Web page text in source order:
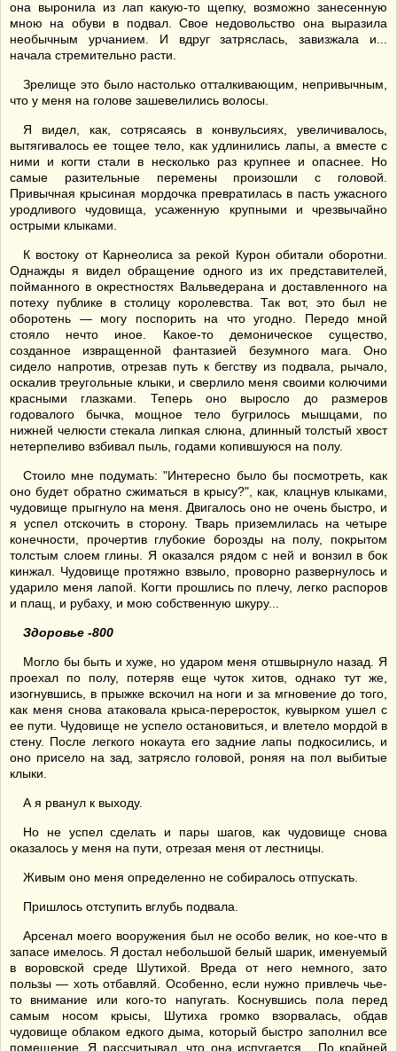
она выронила из лап какую-то щепку, возможно занесенную
мною на обуви в подвал. Свое недовольство она выразила
необычным урчанием. И вдруг затряслась, завизжала и...
начала стремительно расти.
Зрелище это было настолько отталкивающим, непривычным,
что у меня на голове зашевелились волосы.
Я видел, как, сотрясаясь в конвульсиях, увеличивалось,
вытягивалось ее тощее тело, как удлинились лапы, а вместе с
ними и когти стали в несколько раз крупнее и опаснее. Но
самые разительные перемены произошли с головой.
Привычная крысиная мордочка превратилась в пасть ужасного
уродливого чудовища, усаженную крупными и чрезвычайно
острыми клыками.
К востоку от Карнеолиса за рекой Курон обитали оборотни.
Однажды я видел обращение одного из их представителей,
пойманного в окрестностях Вальведерана и доставленного на
потеху публике в столицу королевства. Так вот, это был не
оборотень — могу поспорить на что угодно. Передо мной
стояло нечто иное. Какое-то демоническое существо,
созданное извращенной фантазией безумного мага. Оно
сидело напротив, отрезав путь к бегству из подвала, рычало,
оскалив треугольные клыки, и сверлило меня своими колючими
красными глазками. Теперь оно выросло до размеров
годовалого бычка, мощное тело бугрилось мышцами, по
нижней челюсти стекала липкая слюна, длинный толстый хвост
нетерпеливо взбивал пыль, годами копившуюся на полу.
Стоило мне подумать: "Интересно было бы посмотреть, как
оно будет обратно сжиматься в крысу?", как, клацнув клыками,
чудовище прыгнуло на меня. Двигалось оно не очень быстро, и
я успел отскочить в сторону. Тварь приземлилась на четыре
конечности, прочертив глубокие борозды на полу, покрытом
толстым слоем глины. Я оказался рядом с ней и вонзил в бок
кинжал. Чудовище протяжно взвыло, проворно развернулось и
ударило меня лапой. Когти прошлись по плечу, легко распоров
и плащ, и рубаху, и мою собственную шкуру...
Здоровье -800
Могло бы быть и хуже, но ударом меня отшвырнуло назад. Я
проехал по полу, потеряв еще чуток хитов, однако тут же,
изогнувшись, в прыжке вскочил на ноги и за мгновение до того,
как меня снова атаковала крыса-переросток, кувырком ушел с
ее пути. Чудовище не успело остановиться, и влетело мордой в
стену. После легкого нокаута его задние лапы подкосились, и
оно присело на зад, затрясло головой, роняя на пол выбитые
клыки.
А я рванул к выходу.
Но не успел сделать и пары шагов, как чудовище снова
оказалось у меня на пути, отрезая меня от лестницы.
Живым оно меня определенно не собиралось отпускать.
Пришлось отступить вглубь подвала.
Арсенал моего вооружения был не особо велик, но кое-что в
запасе имелось. Я достал небольшой белый шарик, именуемый
в воровской среде Шутихой. Вреда от него немного, зато
пользы — хоть отбавляй. Особенно, если нужно привлечь чье-
то внимание или кого-то напугать. Коснувшись пола перед
самым носом крысы, Шутиха громко взорвалась, обдав
чудовище облаком едкого дыма, который быстро заполнил все
помещение. Я рассчитывал, что она испугается... По крайней